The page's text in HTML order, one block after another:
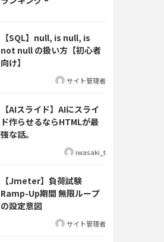
【SQL】null, is null, is
not null の扱い方【初心者
向け】
サイト管理者
【AIスライド】AIにスライ
ド作らせるならHTMLが最
強な話。
iwasaki_t
【Jmeter】負荷試験
Ramp-Up期間 無限ループ
の設定意図
サイト管理者